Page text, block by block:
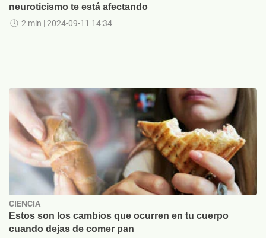
neuroticismo te está afectando
2 min | 2024-09-11 14:34
CIENCIA
Estos son los cambios que ocurren en tu cuerpo
cuando dejas de comer pan